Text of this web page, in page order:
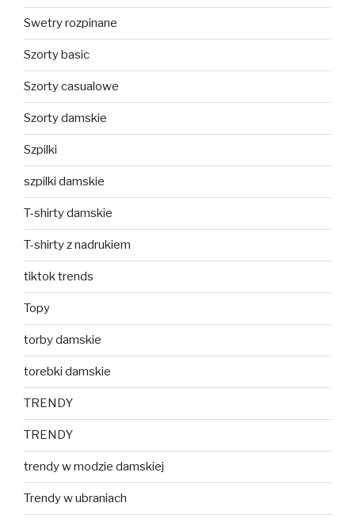
Swetry rozpinane
Szorty basic
Szorty casualowe
Szorty damskie
Szpilki
szpilki damskie
T-shirty damskie
T-shirty z nadrukiem
tiktok trends
Topy
torby damskie
torebki damskie
TRENDY
TRENDY
trendy w modzie damskiej
Trendy w ubraniach